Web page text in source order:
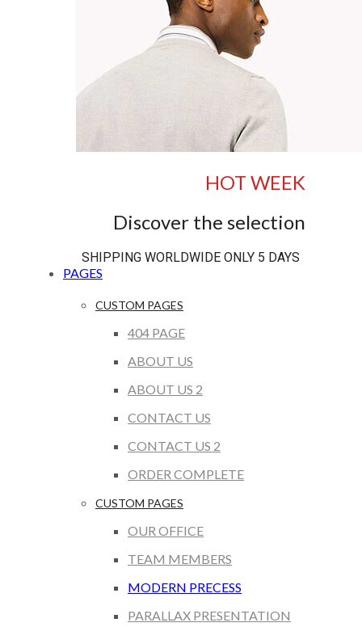
HOT WEEK
Discover the selection
SHIPPING WORLDWIDE ONLY 5 DAYS
PAGES
CUSTOM PAGES
404 PAGE
ABOUT US
ABOUT US 2
CONTACT US
CONTACT US 2
ORDER COMPLETE
CUSTOM PAGES
OUR OFFICE
TEAM MEMBERS
MODERN PRECESS
PARALLAX PRESENTATION